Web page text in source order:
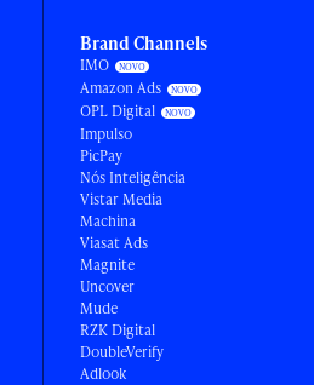
Brand Channels
IMO
Amazon Ads
OPL Digital
Impulso
PicPay
Nós Inteligência
Vistar Media
Machina
Viasat Ads
Magnite
Uncover
Mude
RZK Digital
DoubleVerify
Adlook